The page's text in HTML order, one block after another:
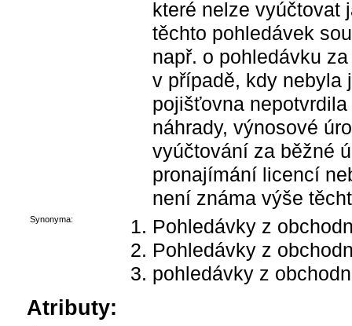
které nelze vyúčtovat
těchto pohledávek
např. o pohledávku
v případě, kdy nebyla
pojišťovna
náhrady, výnosové
vyúčtování za běžné
pronajímání licencí
není známa výše
Synonyma:
Pohledávky z
Pohledávky z
pohledávky z
Atributy: